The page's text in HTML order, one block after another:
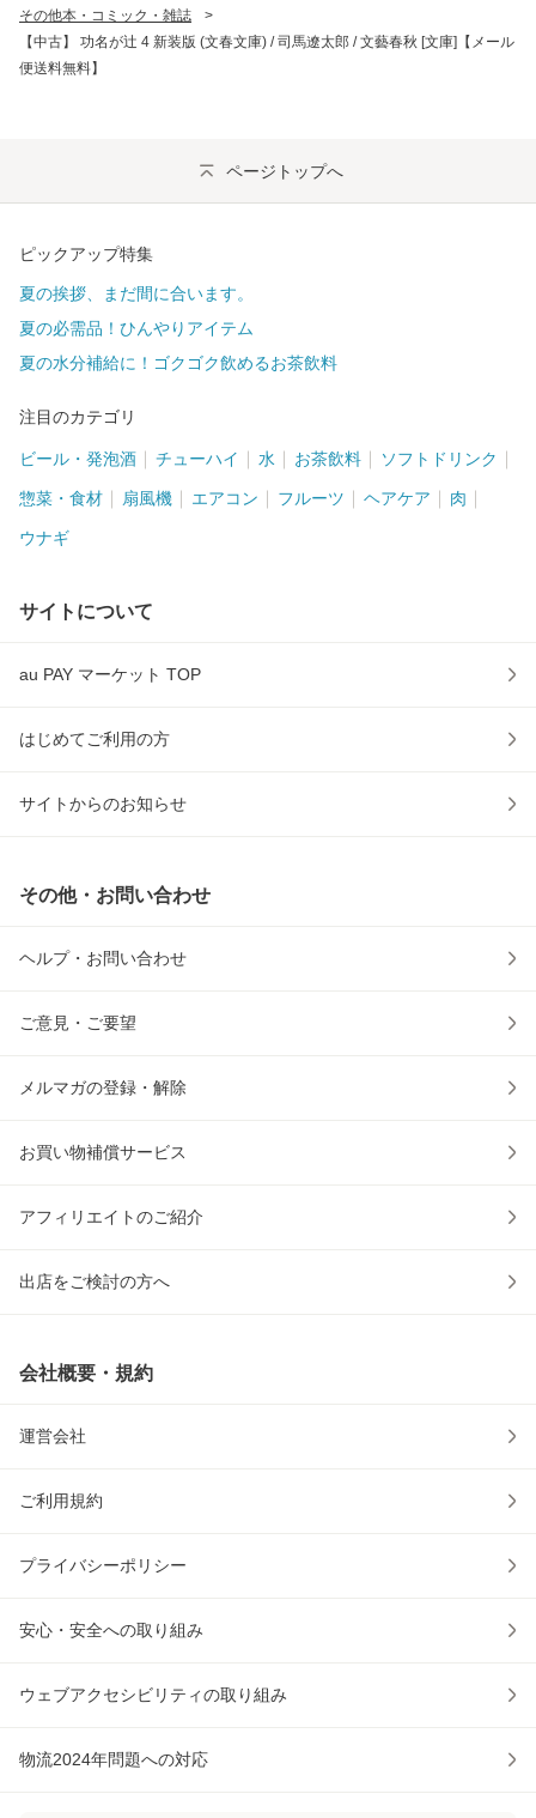
その他本・コミック・雑誌
>
【中古】 功名が辻 4 新装版 (文春文庫) / 司馬遼太郎 / 文藝春秋 [文庫]【メール
便送料無料】
ページトップへ
ピックアップ特集
夏の挨拶、まだ間に合います。
夏の必需品！ひんやりアイテム
夏の水分補給に！ゴクゴク飲めるお茶飲料
注目のカテゴリ
ビール・発泡酒 チューハイ 水 お茶飲料 ソフトドリンク
惣菜・食材 扇風機 エアコン フルーツ ヘアケア 肉
ウナギ
サイトについて
au PAY マーケット TOP
はじめてご利用の方
サイトからのお知らせ
その他・お問い合わせ
ヘルプ・お問い合わせ
ご意見・ご要望
メルマガの登録・解除
お買い物補償サービス
アフィリエイトのご紹介
出店をご検討の方へ
会社概要・規約
運営会社
ご利用規約
プライバシーポリシー
安心・安全への取り組み
ウェブアクセシビリティの取り組み
物流2024年問題への対応